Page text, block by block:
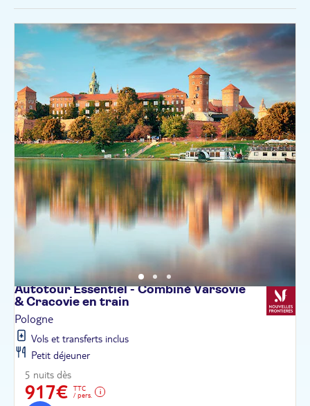
Autotour Essentiel - Combiné Varsovie
& Cracovie en train
Pologne
Vols et transferts inclus
Petit déjeuner
5 nuits dès
917€
TTC
/ pers.